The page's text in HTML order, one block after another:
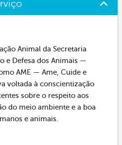
Animal da Secretaria
e Defesa dos Animais —
AME — Ame, Cuide e
voltada à conscientização
sobre o respeito aos
do meio ambiente e a boa
e animais.